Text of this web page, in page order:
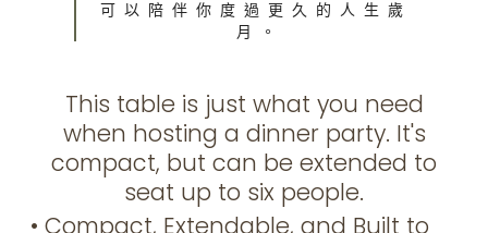
可 以 陪 伴 你 度 過 更 久 的 人 生 歲
月 。
This table is just what you need
when hosting a dinner party. It's
compact, but can be extended to
seat up to six people.
• Compact, Extendable, and Built to